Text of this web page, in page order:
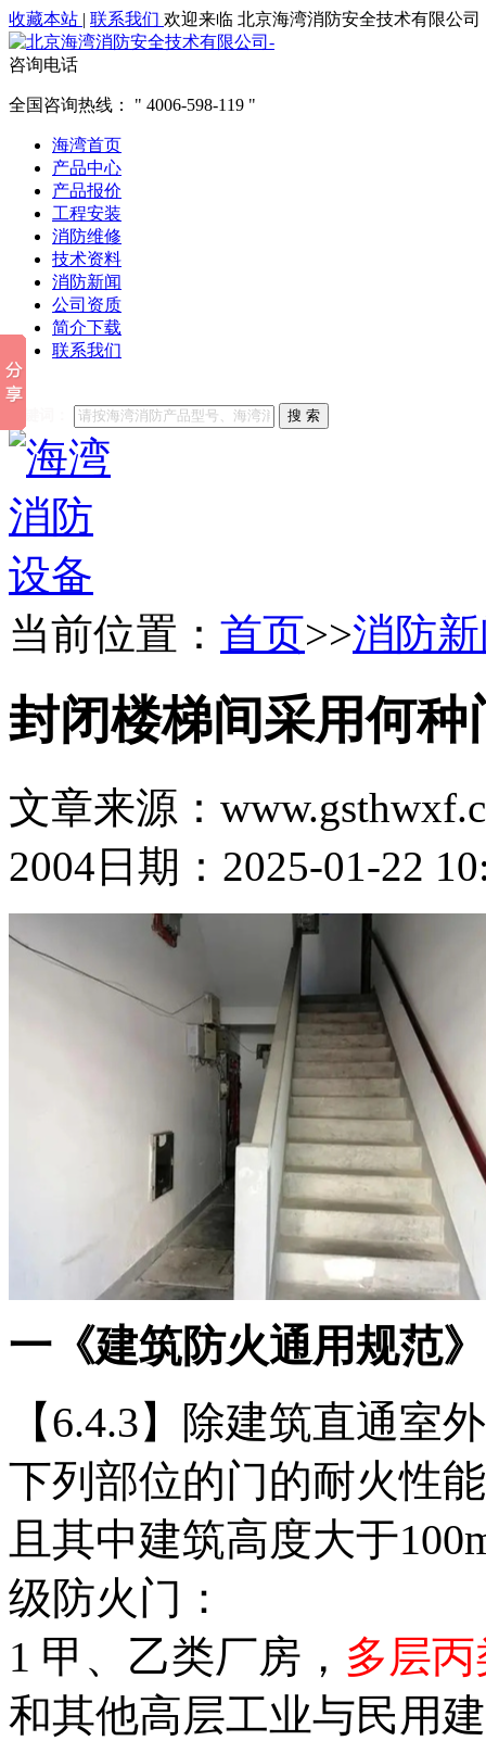
收藏本站 | 联系我们 欢迎来临 北京海湾消防安全技术有限公司
咨询电话
全国咨询热线： 4006-598-119
海湾首页
产品中心
产品报价
工程安装
消防维修
技术资料
消防新闻
公司资质
简介下载
联系我们
他们都在搜索:
搜 索
当前位置： 首页>>消防
封闭楼梯间采用何种
文章来源：
2004 日期：2025-01-22
一《建筑防火通用规范
【6.4.3】除建筑直通室
下列部位的门的耐火性
且其中建筑高度大于
级防火门 ：
1 甲、乙类厂房， 多层
和其他高层工业与民用